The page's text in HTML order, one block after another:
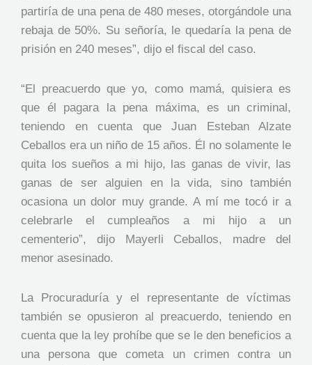
partiría de una pena de 480 meses, otorgándole una
rebaja de 50%. Su señoría, le quedaría la pena de
prisión en 240 meses”, dijo el fiscal del caso.
“El preacuerdo que yo, como mamá, quisiera es
que él pagara la pena máxima, es un criminal,
teniendo en cuenta que Juan Esteban Alzate
Ceballos era un niño de 15 años. Él no solamente le
quita los sueños a mi hijo, las ganas de vivir, las
ganas de ser alguien en la vida, sino también
ocasiona un dolor muy grande. A mí me tocó ir a
celebrarle el cumpleaños a mi hijo a un
cementerio”, dijo Mayerli Ceballos, madre del
menor asesinado.
La Procuraduría y el representante de víctimas
también se opusieron al preacuerdo, teniendo en
cuenta que la ley prohíbe que se le den beneficios a
una persona que cometa un crimen contra un